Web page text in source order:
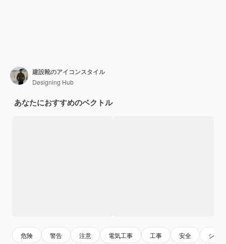
建設靴のアイコンスタイル
Designing Hub
あなたにおすすめのベクトル
危険 警告 注意 電気工事 工事 安全 シン